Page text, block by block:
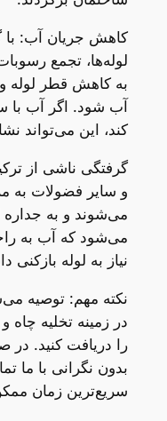
کاهش جریان آب: با
لوله‌ها، تجمع
به کاهش قطر لوله
آب شود. اگر آب با
کند، این می‌تواند
گرفتگی ناشی از
و سایر فضولات به
می‌شوند و به
می‌شود که آب به
نیاز به لوله بازکنی
نکته مهم: توصیه
در زمینه تخلیه چاه
را دریافت کنید.
بدون نگرانی با ما
سریع‌ترین زمان